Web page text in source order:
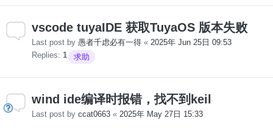
vscode tuyaIDE 获取TuyaOS 版本失败
Last post by 愚者千虑必有一得 « 2025年 Jun 25日 09:53
Replies: 1 求助
wind ide编译时报错，找不到keil
Last post by ccat0663 « 2025年 May 27日 15:33